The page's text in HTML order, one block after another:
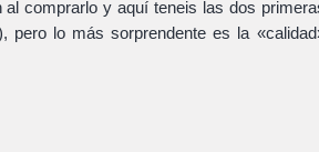
comprarlo y aquí teneis las dos
pero lo más sorprendente es la